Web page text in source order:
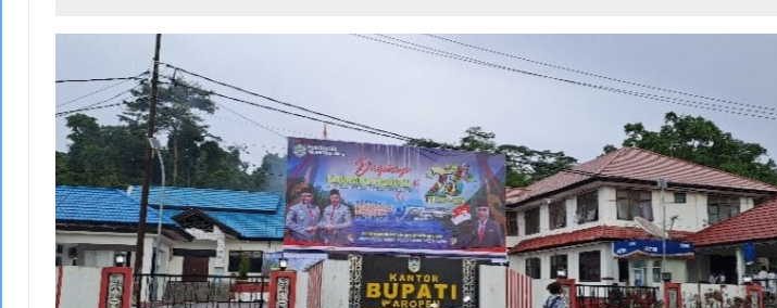
comments